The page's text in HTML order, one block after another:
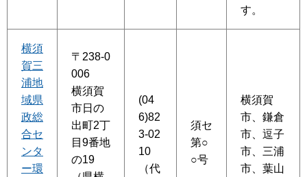
す。
横須
賀三
浦地
域県
政総
合セ
ンタ
ー環
〒238-0
006
横須賀
市日の
出町2丁
目9番地
の19
(04
6)82
3-02
10
（代
須セ
第○
○号
横須賀
市、鎌倉
市、逗子
市、三浦
市、葉山